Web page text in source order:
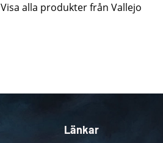
Visa alla produkter från Vallejo
Länkar